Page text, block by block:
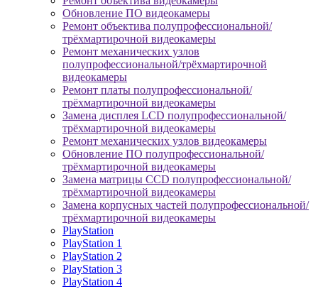
Обновление ПО видеокамеры
Ремонт объектива полупрофессиональной/
трёхмартирочной видеокамеры
Ремонт механических узлов
полупрофессиональной/трёхмартирочной
видеокамеры
Ремонт платы полупрофессиональной/
трёхмартирочной видеокамеры
Замена дисплея LCD полупрофессиональной/
трёхмартирочной видеокамеры
Ремонт механических узлов видеокамеры
Обновление ПО полупрофессиональной/
трёхмартирочной видеокамеры
Замена матрицы CCD полупрофессиональной/
трёхмартирочной видеокамеры
Замена корпусных частей полупрофессиональной/
трёхмартирочной видеокамеры
PlayStation
PlayStation 1
PlayStation 2
PlayStation 3
PlayStation 4